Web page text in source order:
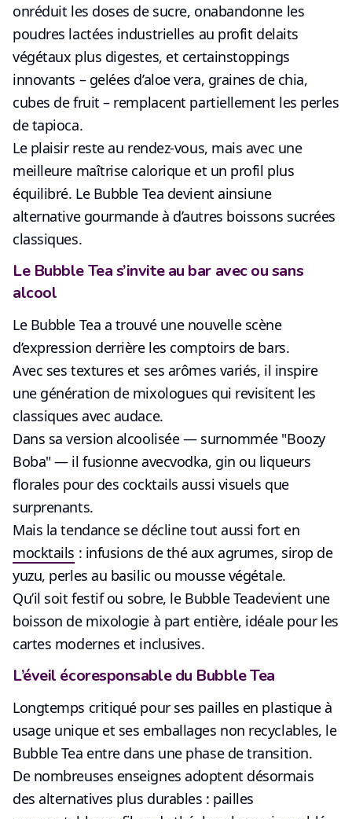
onréduit les doses de sucre, onabandonne les
poudres lactées industrielles au profit delaits
végétaux plus digestes, et certainstoppings
innovants – gelées d’aloe vera, graines de chia,
cubes de fruit – remplacent partiellement les perles
de tapioca.
Le plaisir reste au rendez-vous, mais avec une
meilleure maîtrise calorique et un profil plus
équilibré. Le Bubble Tea devient ainsiune
alternative gourmande à d’autres boissons sucrées
classiques.
Le Bubble Tea s’invite au bar avec ou sans
alcool
Le Bubble Tea a trouvé une nouvelle scène
d’expression derrière les comptoirs de bars.
Avec ses textures et ses arômes variés, il inspire
une génération de mixologues qui revisitent les
classiques avec audace.
Dans sa version alcoolisée — surnommée "Boozy
Boba" — il fusionne avecvodka, gin ou liqueurs
florales pour des cocktails aussi visuels que
surprenants.
Mais la tendance se décline tout aussi fort en
mocktails : infusions de thé aux agrumes, sirop de
yuzu, perles au basilic ou mousse végétale.
Qu’il soit festif ou sobre, le Bubble Teadevient une
boisson de mixologie à part entière, idéale pour les
cartes modernes et inclusives.
L’éveil écoresponsable du Bubble Tea
Longtemps critiqué pour ses pailles en plastique à
usage unique et ses emballages non recyclables, le
Bubble Tea entre dans une phase de transition.
De nombreuses enseignes adoptent désormais
des alternatives plus durables : pailles